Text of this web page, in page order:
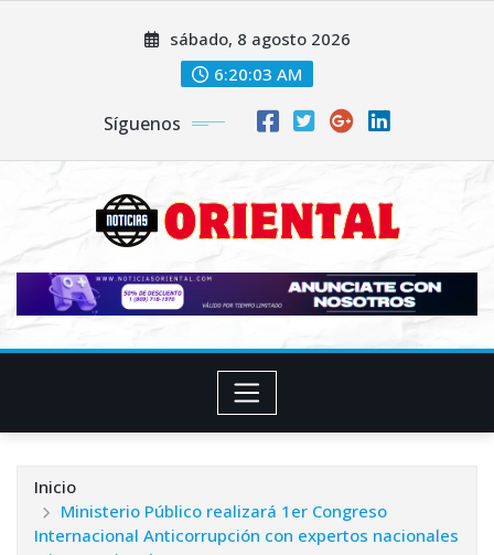
sábado, 8 agosto 2026
6:20:04 AM
Síguenos
Inicio
Ministerio Público realizará 1er Congreso
Internacional Anticorrupción con expertos nacionales